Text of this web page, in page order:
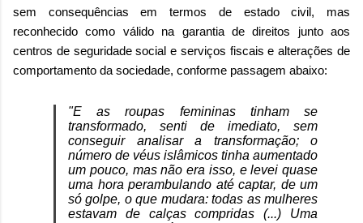
sem consequências em termos de estado civil, mas
reconhecido como válido na garantia de direitos junto aos
centros de seguridade social e serviços fiscais e alterações de
comportamento da sociedade, conforme passagem abaixo:
"E as roupas femininas tinham se
transformado, senti de imediato, sem
conseguir analisar a transformação; o
número de véus islâmicos tinha aumentado
um pouco, mas não era isso, e levei quase
uma hora perambulando até captar, de um
só golpe, o que mudara: todas as mulheres
estavam de calças compridas (...) Uma